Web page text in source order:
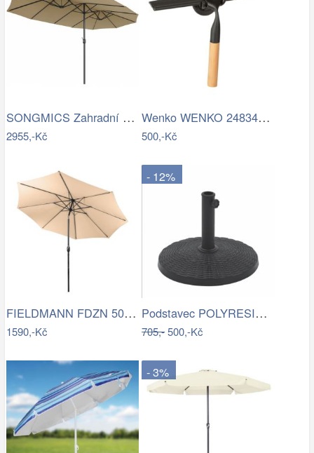
SONGMICS Zahradní slunečník Lyre šedý
2955,-Kč
Wenko WENKO 24834100 - Stěrka BAMBUSa…
500,-Kč
FIELDMANN FDZN 5006 Slunečník krémový 3…
1590,-Kč
- 12%
Podstavec POLYRESIN 10kg ROJAPLAST
705,-500,-Kč
- 3%